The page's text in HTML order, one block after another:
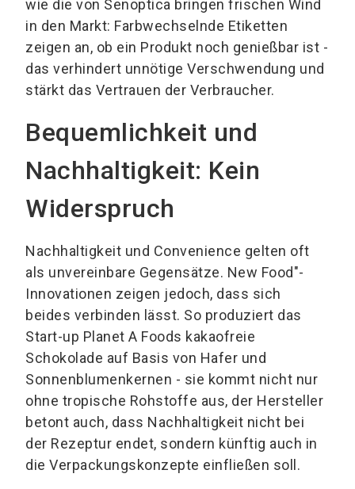
wie die von Senoptica bringen frischen Wind
in den Markt: Farbwechselnde Etiketten
zeigen an, ob ein Produkt noch genießbar ist -
das verhindert unnötige Verschwendung und
stärkt das Vertrauen der Verbraucher.
Bequemlichkeit und
Nachhaltigkeit: Kein
Widerspruch
Nachhaltigkeit und Convenience gelten oft
als unvereinbare Gegensätze. New Food"-
Innovationen zeigen jedoch, dass sich
beides verbinden lässt. So produziert das
Start-up Planet A Foods kakaofreie
Schokolade auf Basis von Hafer und
Sonnenblumenkernen - sie kommt nicht nur
ohne tropische Rohstoffe aus, der Hersteller
betont auch, dass Nachhaltigkeit nicht bei
der Rezeptur endet, sondern künftig auch in
die Verpackungskonzepte einfließen soll.